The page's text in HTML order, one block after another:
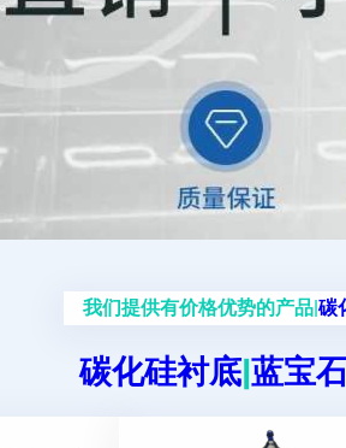
我们提供有价格优势的产品|碳
碳化硅衬底|蓝宝